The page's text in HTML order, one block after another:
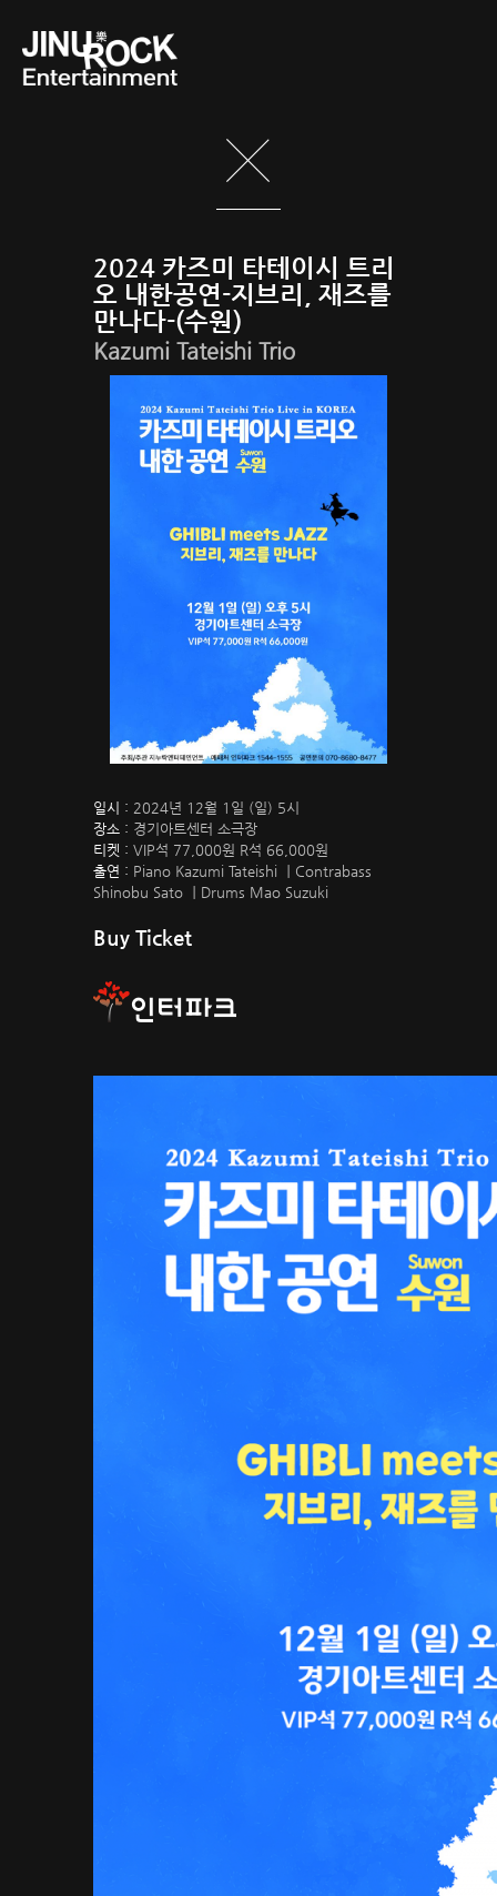
2024 카즈미 타테이시 트리
오 내한공연-지브리, 재즈를
만나다-(수원)
Kazumi Tateishi Trio
일시 : 2024년 12월 1일 (일) 5시
장소 : 경기아트센터 소극장
티켓 : VIP석 77,000원 R석 66,000원
출연 : Piano Kazumi Tateishi ｜Contrabass
Shinobu Sato ｜Drums Mao Suzuki
Buy Ticket